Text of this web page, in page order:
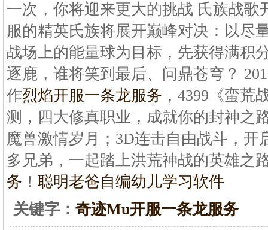
一次，你将迎来更大的挑战 氏族战歌
服的精英氏族将展开巅峰对决：以尽
战场上的能量球为目标，先获得满积
逐鹿，谁将笑到最后、问鼎苍穹？
作烈焰开服一条龙服务 ，4399《蛮荒
测，四大修真职业，成就你的封神之
魔兽激情岁月；3D连击自由战斗，开
多兄弟，一起踏上洪荒神战的英雄之
务 ！ 聪明老爸自编幼儿学习软件
关键字： 奇迹Mu开服一条龙服务